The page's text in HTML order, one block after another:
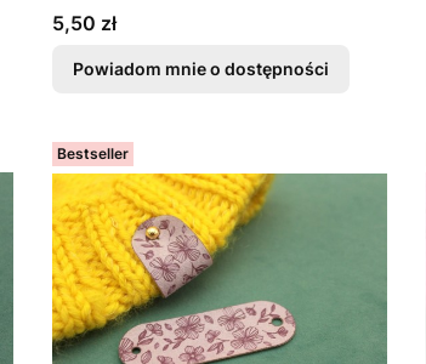
Cena
5,50 zł
Powiadom mnie o dostępności
Bestseller